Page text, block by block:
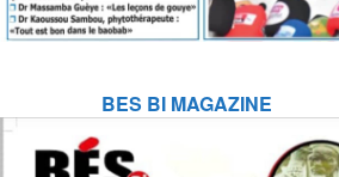
BES BI MAGAZINE